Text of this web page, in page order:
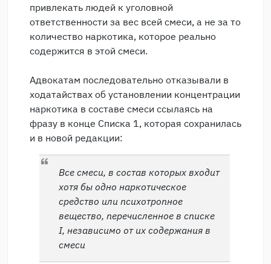
привлекать людей к уголовной
ответственности за вес всей смеси, а не за то
количество наркотика, которое реально
содержится в этой смеси.
Адвокатам последовательно отказывали в
ходатайствах об установлении концентрации
наркотика в составе смеси ссылаясь на
фразу в конце Списка 1, которая сохранилась
и в новой редакции:
Все смеси, в состав которых входит
хотя бы одно наркотическое
средство или психотропное
вещество, перечисленное в списке
I, независимо от их содержания в
смеси